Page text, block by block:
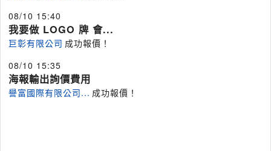
08/10 15:40
我要做 LOGO 牌 會...
巨彰有限公司 成功報價！
08/10 15:35
海報輸出詢價費用
譽富國際有限公司... 成功報價！